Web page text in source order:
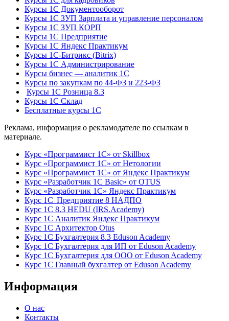
Курсы 1С Документооборот
Курсы 1С ЗУП Зарплата и управление персоналом
Курсы 1С ЗУП КОРП
Курсы 1С Предприятие
Курсы 1С Яндекс Практикум
Курсы 1С-Битрикс (Bitrix)
Курсы 1С Администрирование
Курсы бизнес — аналитик 1С
Курсы по закупкам по 44‑ФЗ и 223‑ФЗ
Курсы 1С Розница 8.3
Курсы 1С Склад
Бесплатные курсы 1С
Реклама, информация о рекламодателе по ссылкам в
материале.
Курс «Программист 1С» от Skillbox
Курс «Программист 1С» от Нетологии
Курс «Программист 1С» от Яндекс Практикум
Курс «Разработчик 1С Basic» от OTUS
Курс «Разработчик 1С» Яндекс Практикум
Курс 1С Предприятие 8 НАДПО
Курс 1С 8.3 HEDU (IRS.Academy)
Курс 1С Аналитик Яндекс Практикум
Курс 1С Архитектор Otus
Курс 1С Бухгалтерия 8.3 Eduson Academy
Курс 1С Бухгалтерия для ИП от Eduson Academy
Курс 1С Бухгалтерия для ООО от Eduson Academy
Курс 1С Главный бухгалтер от Eduson Academy
Информация
О нас
Контакты